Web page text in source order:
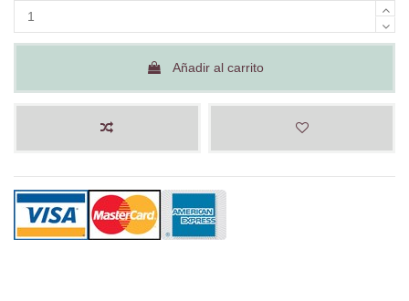
Añadir al carrito